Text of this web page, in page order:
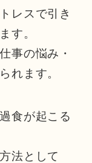
レスで引き
す。
事の悩み・
れます。
食が起こる
法として